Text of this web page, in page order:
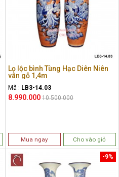
Lọ lộc bình Tùng Hạc Diên Niên
vân gỗ 1,4m
Mã : LB3-14.03
8.990.000 10.500.000
Mua ngay Cho vào giỏ
-9%